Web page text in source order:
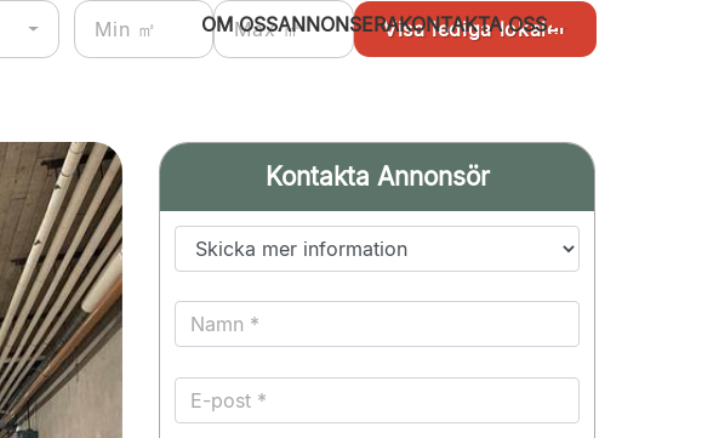
OM OSSANNONSERAKONTAKTA OSS
Kontakta Annonsör